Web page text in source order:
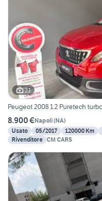
23
Peugeot 2008 1.2 Puretech
8.900 €Napoli(NA)
Usato
05/2017 120000 Km
Rivenditore CM CARS